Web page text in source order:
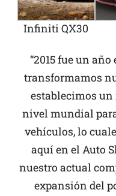
Infiniti QX30
“2015 fue un
transformamos
establecimos un
nivel mundial
vehículos, lo
aquí en el Auto
nuestro actual
expansión del